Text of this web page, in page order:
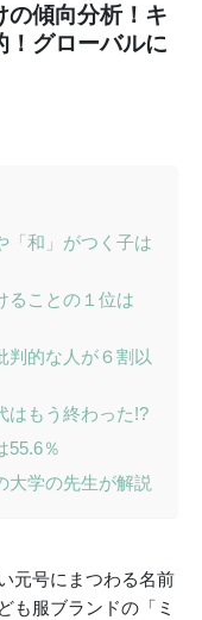
の傾向分析！キ
！グローバルに
「和」がつく子は
ることの１位は
判的な人が６割以
はもう終わった!?
55.6％
大学の先生が解説
元号にまつわる名前
も服ブランドの「ミ